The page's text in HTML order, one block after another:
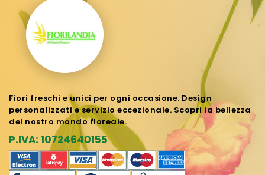
Fiori freschi e unici per ogni occasione. Design
personalizzati e servizio eccezionale. Scopri la bellezza
del nostro mondo floreale.
P.IVA: 10724640155